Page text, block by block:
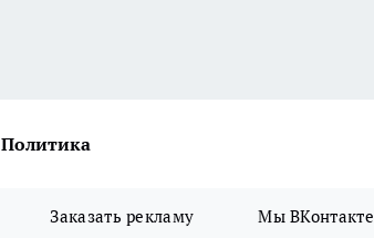
Политика
Заказать рекламу Мы ВКонтакте